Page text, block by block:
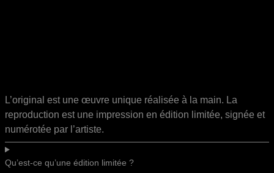
L’original est une œuvre unique réalisée à la main. La
reproduction est une impression en édition limitée, signée et
numérotée par l’artiste.
Qu’est-ce qu’une édition limitée ?